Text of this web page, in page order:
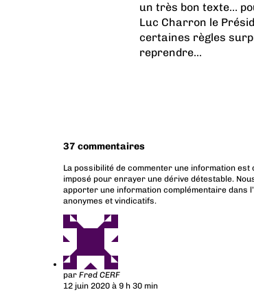
un très bon texte…
Luc Charron le
certaines règles
reprendre...
37 commentaires
La possibilité de commenter une information est
imposé pour enrayer une dérive détestable.
apporter une information complémentaire dans
anonymes et vindicatifs.
par Fred CERF
12 juin 2020 à 9 h 30 min